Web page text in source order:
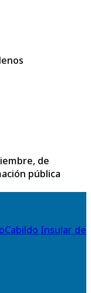
de
pública
Cabildo Insular de